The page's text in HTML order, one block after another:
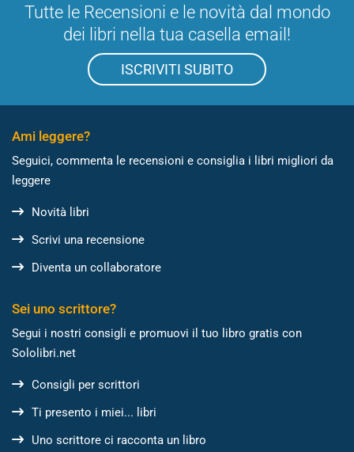
Tutte le Recensioni e le novità dal mondo
dei libri nella tua casella email!
ISCRIVITI SUBITO
Ami leggere?
Seguici, commenta le recensioni e consiglia i libri migliori da
leggere
Novità libri
Scrivi una recensione
Diventa un collaboratore
Sei uno scrittore?
Segui i nostri consigli e promuovi il tuo libro gratis con
Sololibri.net
Consigli per scrittori
Ti presento i miei... libri
Uno scrittore ci racconta un libro